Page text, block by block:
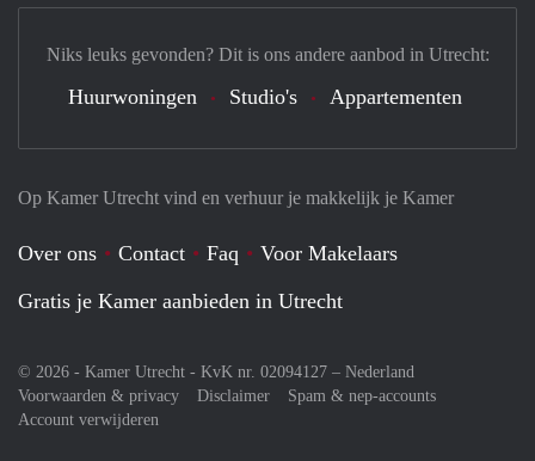
Op Kamer Utrecht vind en verhuur je makkelijk je Kamer
Over ons Contact Faq
Voor Makelaars
Gratis je Kamer aanbieden in Utrecht
© 2026 - Kamer Utrecht - KvK nr. 02094127 – Nederland
Voorwaarden & privacy
Disclaimer
Spam & nep-accounts
Account verwijderen
Niks leuks gevonden? Dit is ons andere aanbod in Utrecht:
Huurwoningen Studio's Appartementen